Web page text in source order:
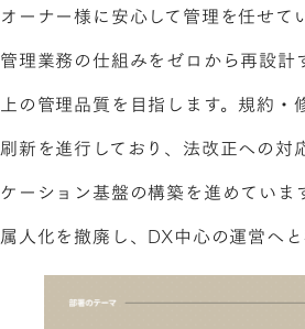
オーナー様に安心して管理を任せて
管理業務の仕組みをゼロから再設計
上の管理品質を目指します。規約・
刷新を進行しており、法改正への対
ケーション基盤の構築を進めていま
属人化を撤廃し、DX中心の運営へと